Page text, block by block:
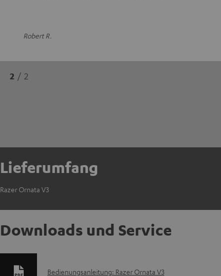
Robert R.
2 / 2
Lieferumfang
Razer Ornata V3
Downloads und Service
Bedienungsanleitung: Razer Ornata V3